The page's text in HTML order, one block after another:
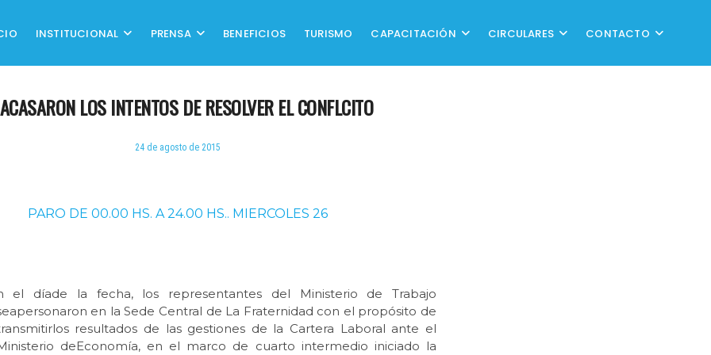
INSTITUCIONAL PRENSA BENEFICIOS TURISMO CAPACITACIÓN CIRCULARES CONTACTO
LOS INTENTOS DE RESOLVER EL CONFLCITO
24 de agosto de 2015
PARO DE 00.00 HS. A 24.00 HS.. MIERCOLES 26
el díade la fecha, los representantes del Ministerio de Trabajo
en la Sede Central de La Fraternidad con el propósito de
resultados de las gestiones de la Cartera Laboral ante el
deEconomía, en el marco de cuarto intermedio iniciado la